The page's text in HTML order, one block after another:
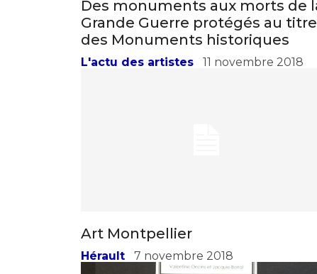
Des monuments aux morts de la
Grande Guerre protégés au titre
des Monuments historiques
Art Montpellier
7 novembre 2018